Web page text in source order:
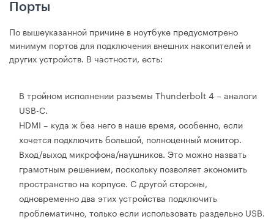
Порты
По вышеуказанной причине в ноутбуке предусмотрено
минимум портов для подключения внешних накопителей и
других устройств. В частности, есть:
В тройном исполнении разъемы Thunderbolt 4 – аналоги
USB-C.
HDMI – куда ж без него в наше время, особенно, если
хочется подключить большой, полноценный монитор.
Вход/выход микрофона/наушников. Это можно назвать
грамотным решением, поскольку позволяет экономить
пространство на корпусе. С другой стороны,
одновременно два этих устройства подключить
проблематично, только если использовать раздельно USB.